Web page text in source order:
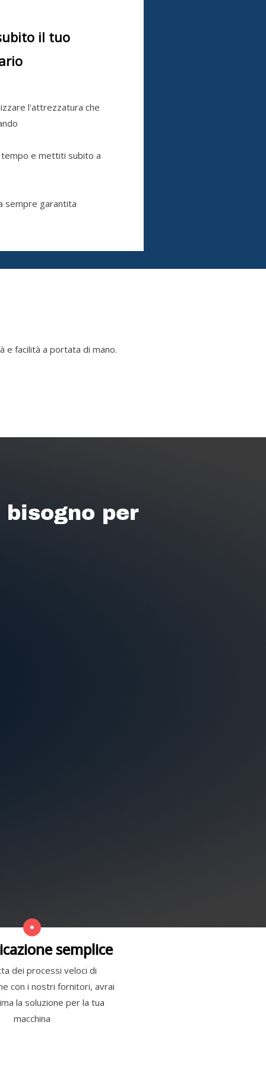
il tuo
l'attrezzatura che
tempo e mettiti subito a
sempre garantita
e facilità a portata di mano.
per
semplice
dei processi veloci di
con i nostri fornitori, avrai
la soluzione per la tua
macchina